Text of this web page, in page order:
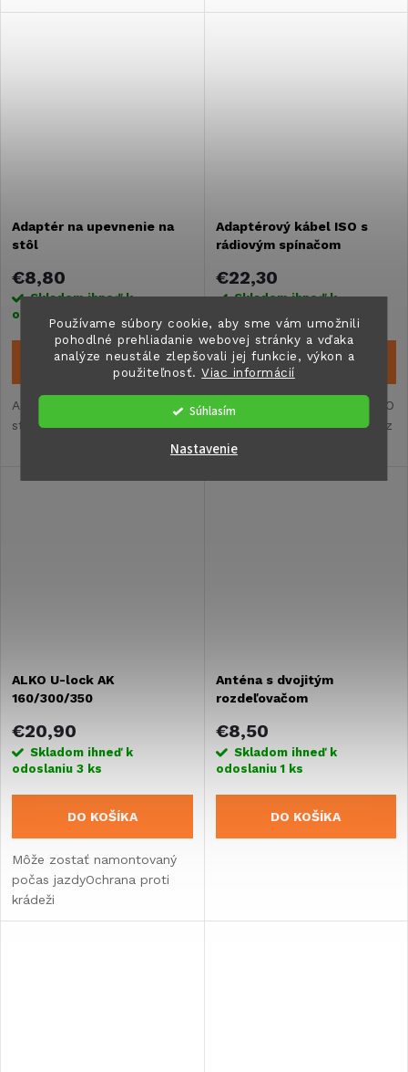
Používame súbory cookie, aby sme vám umožnili
pohodlné prehliadanie webovej stránky a vďaka
analýze neustále zlepšovali jej funkcie, výkon a
použiteľnosť.Viac informácií
Súhlasím
Nastavenie
Adaptér na upevnenie na
stôl
€8,80
Skladom ihneď k
odoslaniu
3 ks
DO KOŠÍKA
Adaptér na pripevnenie
stolovej dosky.
Adaptérový kábel ISO s
rádiovým spínačom
€22,30
Skladom ihneď k
2 ks
DO KOŠÍKA
Adaptérový kábel ISO WOMO
umožňuje počúvať rádio bez
zapnutia zapaľovania -
obytné vozidlá.
ALKO U-lock AK
160/300/350
€20,90
Skladom ihneď k
odoslaniu 3 ks
DO KOŠÍKA
Môže zostať namontovaný
počas jazdyOchrana proti
krádeži
Anténa s dvojitým
rozdeľovačom
€8,50
Skladom ihneď k
odoslaniu1 ks
DO KOŠÍKA